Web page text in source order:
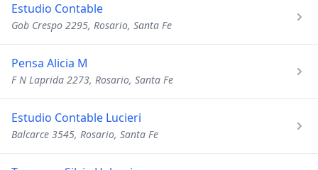
Estudio Contable
Gob Crespo 2295, Rosario, Santa Fe
Pensa Alicia M
F N Laprida 2273, Rosario, Santa Fe
Estudio Contable Lucieri
Balcarce 3545, Rosario, Santa Fe